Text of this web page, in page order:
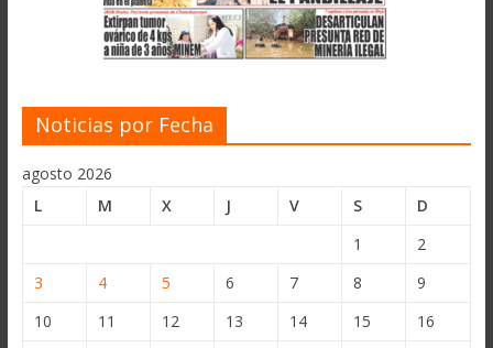
Noticias por Fecha
agosto 2026
L
M X J V S
D
1
2
3
4 5 6 7 8
9
10
11 12 13 14 15
16